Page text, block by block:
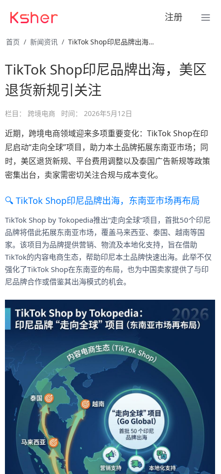
注册
首页 新闻资讯 TikTok Shop印尼品牌出海，美区退货新规引关注
TikTok Shop印尼品牌出海，美区
退货新规引关注
栏目： 跨境电商 时间： 2026年5月12日
近期，跨境电商领域迎来多项重要变化：TikTok Shop在印
尼启动“走向全球”项目，助力本土品牌拓展东南亚市场；同
时，美区退货新规、平台费用调整以及泰国广告新规等政策
密集出台，卖家需密切关注合规与成本变化。
🔍 TikTok Shop印尼品牌出海，东南亚市场再布局
TikTok Shop by Tokopedia推出“走向全球”项目，首批50个印尼
品牌将借此拓展东南亚市场，覆盖马来西亚、泰国、越南等国
家。该项目为品牌提供营销、物流及本地化支持，旨在借助
TikTok的内容电商生态，帮助印尼本土品牌快速出海。此举不仅
强化了TikTok Shop在东南亚的布局，也为中国卖家提供了与印
尼品牌合作或借鉴其出海模式的机会。